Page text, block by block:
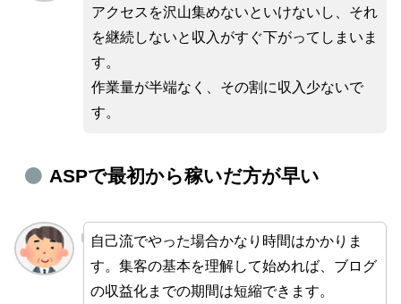
アクセスを沢山集めないといけないし、それ
を継続しないと収入がすぐ下がってしまいま
す。
作業量が半端なく、その割に収入少ないで
す。
ASPで最初から稼いだ方が早い
自己流でやった場合かなり時間はかかりま
す。集客の基本を理解して始めれば、ブログ
の収益化までの期間は短縮できます。